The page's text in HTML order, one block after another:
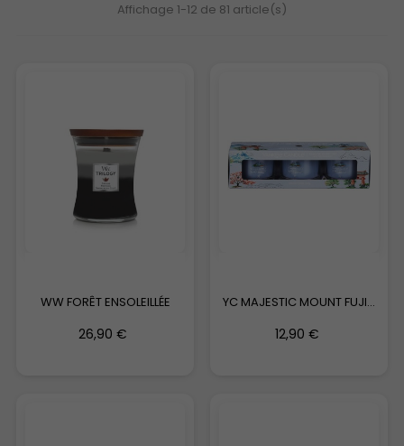
Affichage 1-12 de 81 article(s)
WW FORÊT ENSOLEILLÉE
26,90 €
YC MAJESTIC MOUNT FUJI...
12,90 €